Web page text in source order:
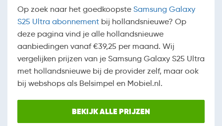
Op zoek naar het goedkoopste Samsung Galaxy
S25 Ultra abonnement bij hollandsnieuwe? Op
deze pagina vind je alle hollandsnieuwe
aanbiedingen vanaf €39,25 per maand. Wij
vergelijken prijzen van je Samsung Galaxy S25 Ultra
met hollandsnieuwe bij de provider zelf, maar ook
bij webshops als Belsimpel en Mobiel.nl.
BEKIJK ALLE PRIJZEN